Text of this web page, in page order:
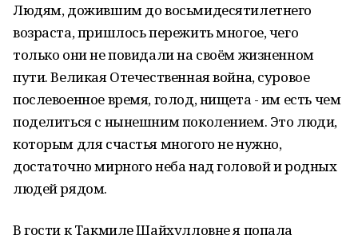
Людям, дожившим до восьмидесятилетнего
возраста, пришлось пережить многое, чего
только они не повидали на своём жизненном
пути. Великая Отечественная война, суровое
послевоенное время, голод, нищета - им есть чем
поделиться с нынешним поколением. Это люди,
которым для счастья многого не нужно,
достаточно мирного неба над головой и родных
людей рядом.
В гости к Такмиле Шайхулловне я попала